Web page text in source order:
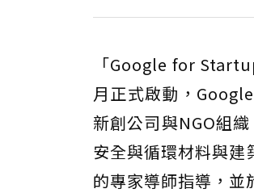
「Google for
月正式啟動，
新創公司與NGO組
安全與循環材料與
的專家導師指導，並